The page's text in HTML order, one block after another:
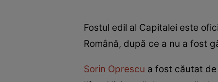
Fostul edil al Capitalei este
Română, după ce a nu a fost
Sorin Oprescu a fost căutat